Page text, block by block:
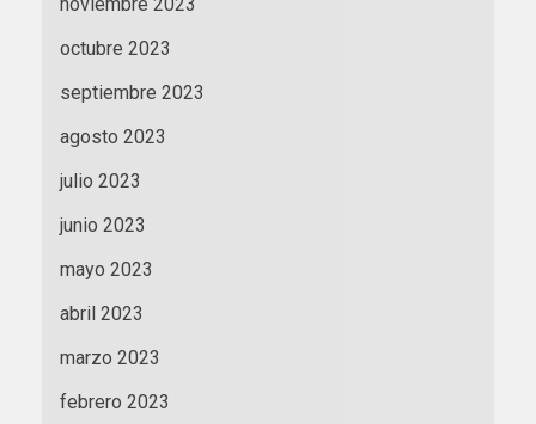
noviembre 2023
octubre 2023
septiembre 2023
agosto 2023
julio 2023
junio 2023
mayo 2023
abril 2023
marzo 2023
febrero 2023